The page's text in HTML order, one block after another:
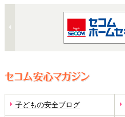
子どもの安全ブログ